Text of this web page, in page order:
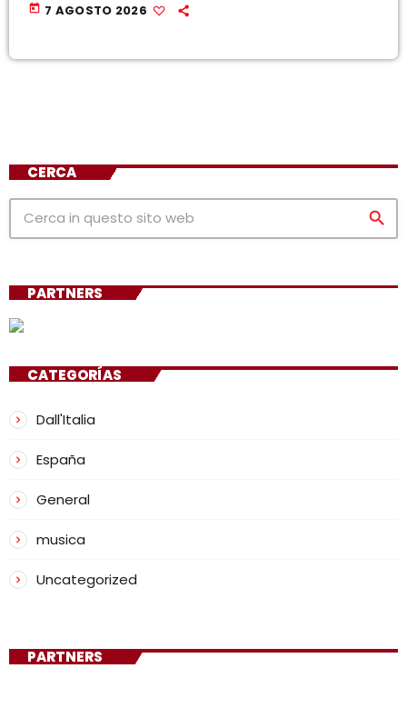
today 7 AGOSTO 2026
CERCA
search
PARTNERS
CATEGORÍAS
Dall'Italia
España
General
musica
Uncategorized
PARTNERS